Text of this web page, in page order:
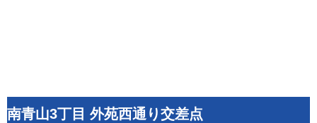
南青山3丁目 外苑西通り交差点